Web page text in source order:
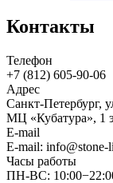
Контакты
Телефон
+7 (812) 605-90-06
Адрес
Санкт-Петербург,
МЦ «Кубатура», 1
E-mail
E-mail: info@stone-
Часы работы
ПН-ВС: